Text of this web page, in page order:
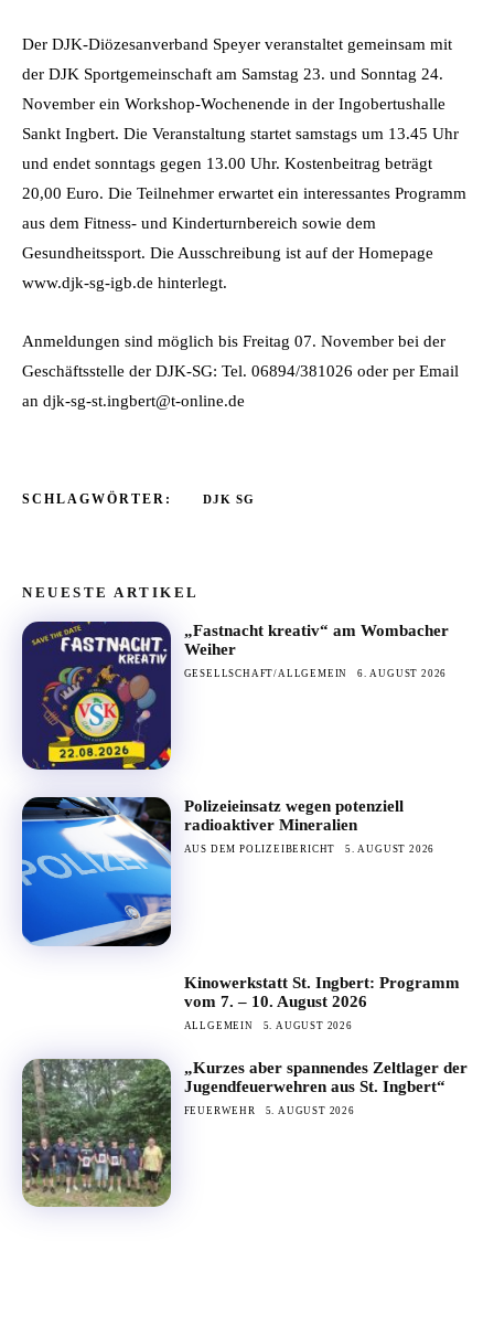
Der DJK-Diözesanverband Speyer veranstaltet gemeinsam mit
der DJK Sportgemeinschaft am Samstag 23. und Sonntag 24.
November ein Workshop-Wochenende in der Ingobertushalle
Sankt Ingbert. Die Veranstaltung startet samstags um 13.45 Uhr
und endet sonntags gegen 13.00 Uhr. Kostenbeitrag beträgt
20,00 Euro. Die Teilnehmer erwartet ein interessantes Programm
aus dem Fitness- und Kinderturnbereich sowie dem
Gesundheitssport. Die Ausschreibung ist auf der Homepage
www.djk-sg-igb.de hinterlegt.
Anmeldungen sind möglich bis Freitag 07. November bei der
Geschäftsstelle der DJK-SG: Tel. 06894/381026 oder per Email
an djk-sg-st.ingbert@t-online.de
SCHLAGWÖRTER: DJK SG
NEUESTE ARTIKEL
„Fastnacht kreativ“ am Wombacher
Weiher
GESELLSCHAFT/ALLGEMEIN 6. AUGUST 2026
Polizeieinsatz wegen potenziell
radioaktiver Mineralien
AUS DEM POLIZEIBERICHT 5. AUGUST 2026
Kinowerkstatt St. Ingbert: Programm
vom 7. – 10. August 2026
ALLGEMEIN 5. AUGUST 2026
„Kurzes aber spannendes Zeltlager der
Jugendfeuerwehren aus St. Ingbert“
FEUERWEHR 5. AUGUST 2026